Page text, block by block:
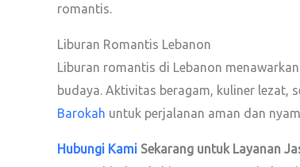
romantis.
Liburan Romantis Lebanon
Liburan romantis di Lebanon menawarkan
budaya. Aktivitas beragam, kuliner lezat,
Barokah untuk perjalanan aman dan
Hubungi Kami Sekarang untuk Layanan